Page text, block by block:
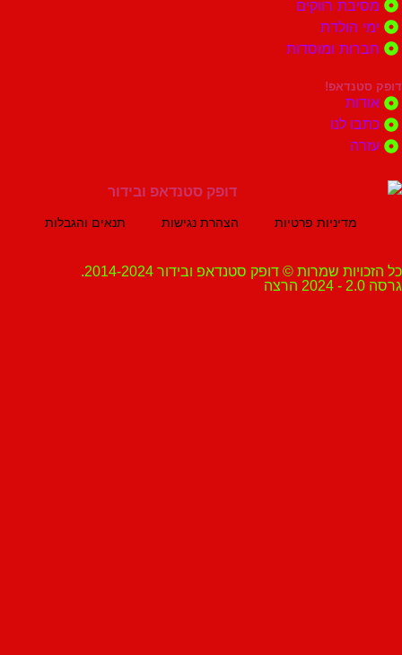
רווקים
ומוסדות
לנו
מדיניות פרטיות הצהרת נגישות תנאים והגבלות
שמרות © דופק סטנדאפ ובידור 2014-2024.